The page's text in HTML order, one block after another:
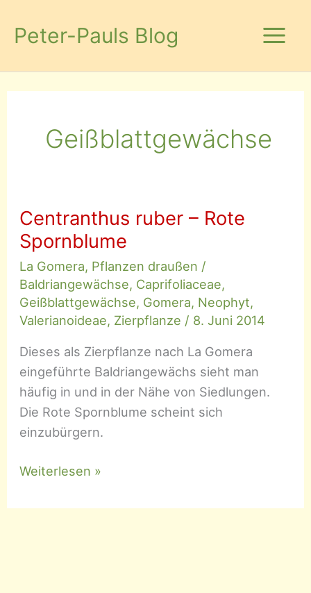
InhaltPeter-Pauls Blog
Geißblattgewächse
Centranthus ruber – Rote
Spornblume
La Gomera, Pflanzen draußen /
Baldriangewächse, Caprifoliaceae,
Geißblattgewächse, Gomera, Neophyt,
Valerianoideae, Zierpflanze / 8. Juni 2014
Dieses als Zierpflanze nach La Gomera
eingeführte Baldriangewächs sieht man
häufig in und in der Nähe von Siedlungen.
Die Rote Spornblume scheint sich
einzubürgern.
Centranthus
–
Weiterlesen »